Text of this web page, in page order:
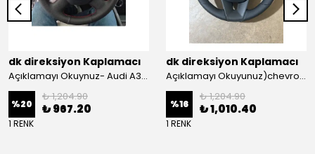
dk direksiyon Kaplamacı
Açıklamayı Okuynuz- Audi A3 Sportback Araca Özel Direksiyon Kılıfı Kırmızı Ipli
%20
₺ 1,204.90
₺ 967.20
1 RENK
dk direksiyon Kaplamacı
Açıklamayı Okuyunuz)chevrolet Aveo Lt-ls Araca Özel Direksiyon Kılıfı (plastik Kapaksız Direksiyon
%16
₺ 1,204.90
₺ 1,010.40
1 RENK